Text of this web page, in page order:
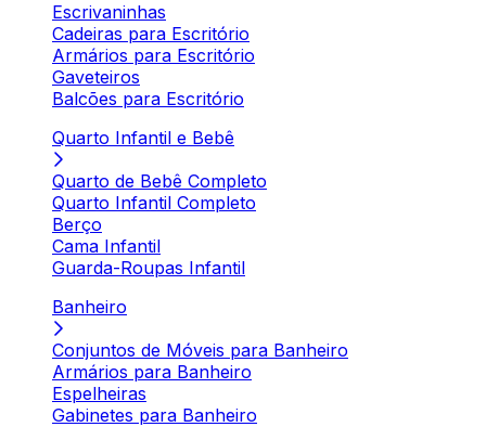
Escrivaninhas
Cadeiras para Escritório
Armários para Escritório
Gaveteiros
Balcões para Escritório
Quarto Infantil e Bebê
Quarto de Bebê Completo
Quarto Infantil Completo
Berço
Cama Infantil
Guarda-Roupas Infantil
Banheiro
Conjuntos de Móveis para Banheiro
Armários para Banheiro
Espelheiras
Gabinetes para Banheiro